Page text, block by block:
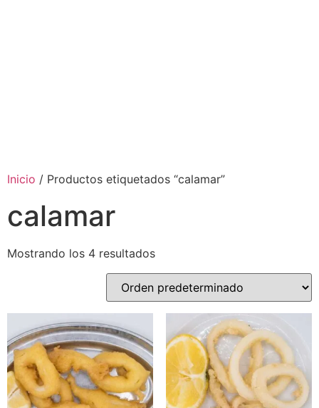
Inicio / Productos etiquetados “calamar”
calamar
Mostrando los 4 resultados